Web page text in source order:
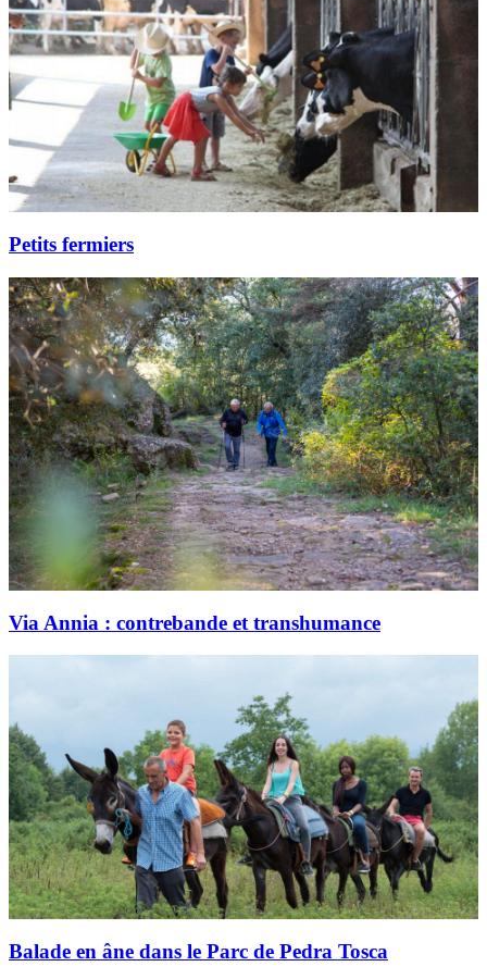
Petits fermiers
Via Annia : contrebande et transhumance
Balade en âne dans le Parc de Pedra Tosca